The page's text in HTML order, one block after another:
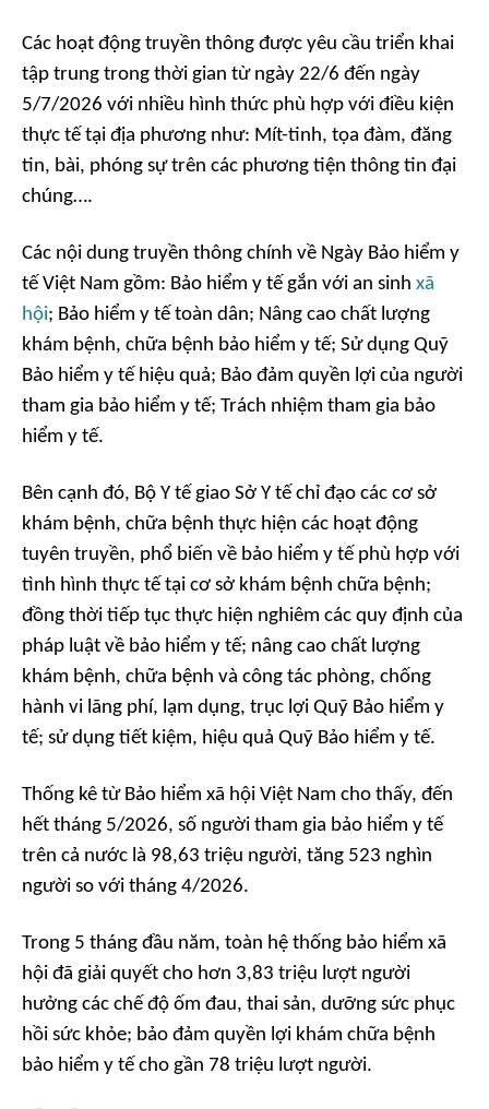
Các hoạt động truyền thông được yêu cầu triển khai
tập trung trong thời gian từ ngày 22/6 đến ngày
5/7/2026 với nhiều hình thức phù hợp với điều kiện
thực tế tại địa phương như: Mít-tinh, tọa đàm, đăng
tin, bài, phóng sự trên các phương tiện thông tin đại
chúng….
Các nội dung truyền thông chính về Ngày Bảo hiểm y
tế Việt Nam gồm: Bảo hiểm y tế gắn với an sinh xã
hội; Bảo hiểm y tế toàn dân; Nâng cao chất lượng
khám bệnh, chữa bệnh bảo hiểm y tế; Sử dụng Quỹ
Bảo hiểm y tế hiệu quả; Bảo đảm quyền lợi của người
tham gia bảo hiểm y tế; Trách nhiệm tham gia bảo
hiểm y tế.
Bên cạnh đó, Bộ Y tế giao Sở Y tế chỉ đạo các cơ sở
khám bệnh, chữa bệnh thực hiện các hoạt động
tuyên truyền, phổ biến về bảo hiểm y tế phù hợp với
tình hình thực tế tại cơ sở khám bệnh chữa bệnh;
đồng thời tiếp tục thực hiện nghiêm các quy định của
pháp luật về bảo hiểm y tế; nâng cao chất lượng
khám bệnh, chữa bệnh và công tác phòng, chống
hành vi lãng phí, lạm dụng, trục lợi Quỹ Bảo hiểm y
tế; sử dụng tiết kiệm, hiệu quả Quỹ Bảo hiểm y tế.
Thống kê từ Bảo hiểm xã hội Việt Nam cho thấy, đến
hết tháng 5/2026, số người tham gia bảo hiểm y tế
trên cả nước là 98,63 triệu người, tăng 523 nghìn
người so với tháng 4/2026.
Trong 5 tháng đầu năm, toàn hệ thống bảo hiểm xã
hội đã giải quyết cho hơn 3,83 triệu lượt người
hưởng các chế độ ốm đau, thai sản, dưỡng sức phục
hồi sức khỏe; bảo đảm quyền lợi khám chữa bệnh
bảo hiểm y tế cho gần 78 triệu lượt người.